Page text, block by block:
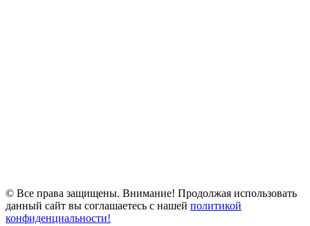
© Все права защищены. Внимание! Продолжая использовать
данный сайт вы соглашаетесь с нашей политикой
конфиденциальности!